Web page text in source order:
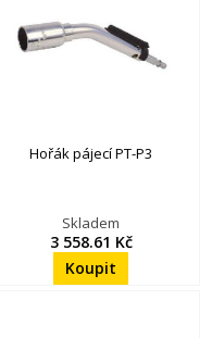
Hořák pájecí PT-P3
Skladem
3 558.61 Kč